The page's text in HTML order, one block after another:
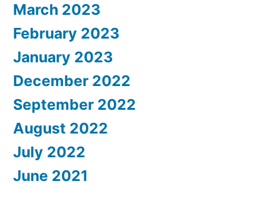
March 2023
February 2023
January 2023
December 2022
September 2022
August 2022
July 2022
June 2021